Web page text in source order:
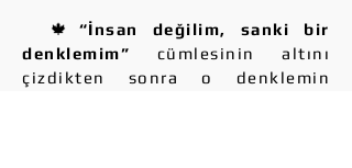
🍁 “İnsan değilim, sanki bir
denklemim” cümlesinin altını
çizdikten sonra o denklemin